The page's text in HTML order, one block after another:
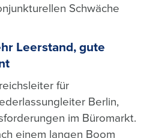
Schwäche
Leerstand, gute
für
Berlin,
im Büromarkt.
einem langen Boom